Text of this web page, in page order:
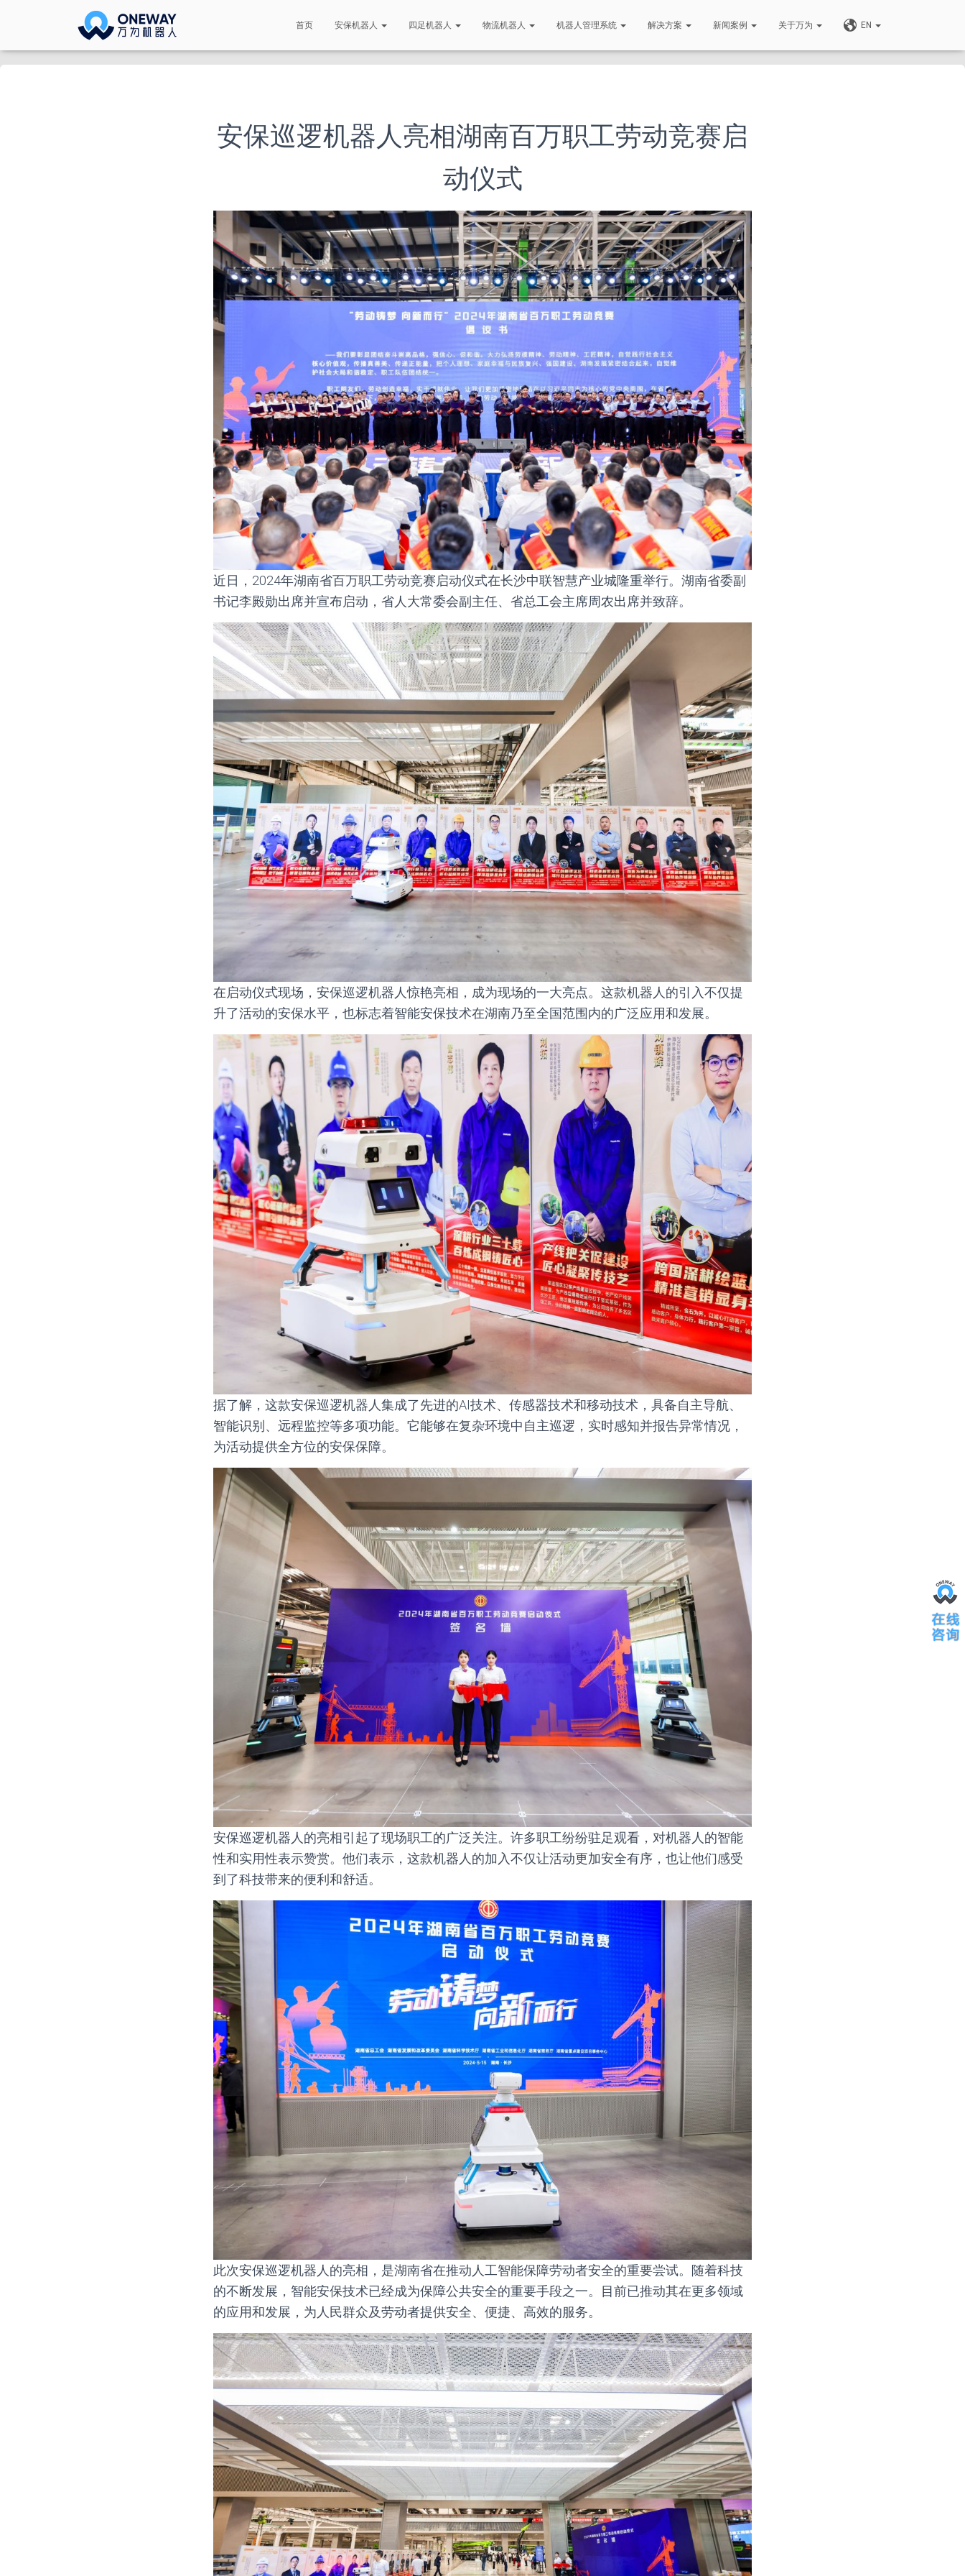
首页 安保机器人 四足机器人 物流机器人 机器人管理系统 解决方案 新闻案例 关于万为 EN
安保巡逻机器人亮相湖南百万职工劳动竞赛启
动仪式
近日，2024年湖南省百万职工劳动竞赛启动仪式在长沙中联智慧产业城隆重举行。湖南省委副
书记李殿勋出席并宣布启动，省人大常委会副主任、省总工会主席周农出席并致辞。
在启动仪式现场，安保巡逻机器人惊艳亮相，成为现场的一大亮点。这款机器人的引入不仅提
升了活动的安保水平，也标志着智能安保技术在湖南乃至全国范围内的广泛应用和发展。
据了解，这款安保巡逻机器人集成了先进的AI技术、传感器技术和移动技术，具备自主导航、
智能识别、远程监控等多项功能。它能够在复杂环境中自主巡逻，实时感知并报告异常情况，
为活动提供全方位的安保保障。
安保巡逻机器人的亮相引起了现场职工的广泛关注。许多职工纷纷驻足观看，对机器人的智能
性和实用性表示赞赏。他们表示，这款机器人的加入不仅让活动更加安全有序，也让他们感受
到了科技带来的便利和舒适。
此次安保巡逻机器人的亮相，是湖南省在推动人工智能保障劳动者安全的重要尝试。随着科技
的不断发展，智能安保技术已经成为保障公共安全的重要手段之一。目前已推动其在更多领域
的应用和发展，为人民群众及劳动者提供安全、便捷、高效的服务。